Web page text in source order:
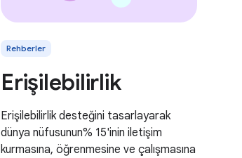
Rehberler
Erişilebilirlik
Erişilebilirlik desteğini tasarlayarak
dünya nüfusunun% 15'inin iletişim
kurmasına, öğrenmesine ve çalışmasına